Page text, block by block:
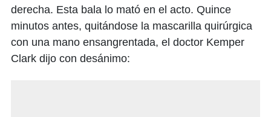
derecha. Esta bala lo mató en el acto. Quince
minutos antes, quitándose la mascarilla quirúrgica
con una mano ensangrentada, el doctor Kemper
Clark dijo con desánimo: